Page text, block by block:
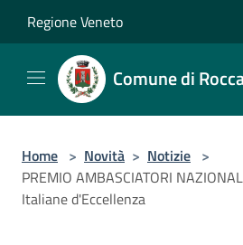
Regione Veneto
Comune di
Home > Novità > Notizie >
PREMIO AMBASCIATORI
Italiane d'Eccellenza